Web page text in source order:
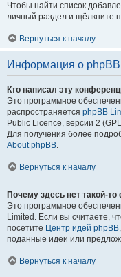
Чтобы найти список
личный раздел и щёлкните
Вернуться к началу
Информация о phpBB
Кто написал эту
Это программное
распространяется phpBB
Public Licence, версии 2
Для получения более
About phpBB.
Вернуться к началу
Почему здесь нет такой-
Это программное
Limited. Если вы считаете,
посетите Центр идей phpBB
поданные идеи или
Вернуться к началу